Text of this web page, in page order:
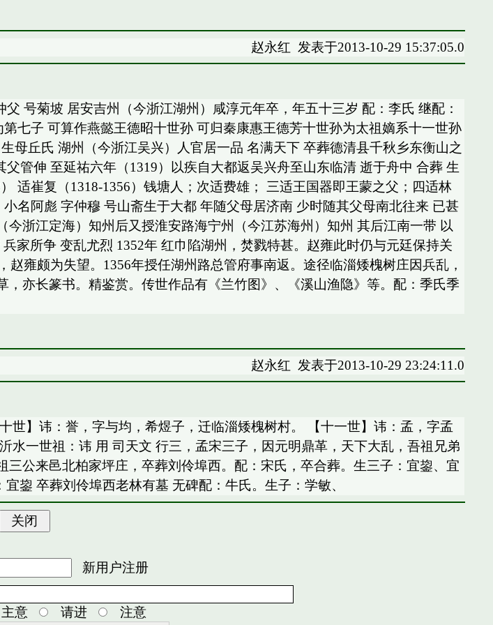
赵永红 发表于2013-10-29 15:37:05.0
号菊坡 居安吉州（今浙江湖州）咸淳元年卒，年五十三岁 配：李氏 继配：
七子 可算作燕懿王德昭十世孙 可归秦康惠王德芳十世孙为太祖嫡系十一世孙
母丘氏 湖州（今浙江吴兴）人官居一品 名满天下 卒葬德清县千秋乡东衡山之
管伸 至延祐六年（1319）以疾自大都返吴兴舟至山东临清 逝于舟中 合葬 生
适崔复（1318-1356）钱塘人；次适费雄； 三适王国器即王蒙之父；四适林
名阿彪 字仲穆 号山斋生于大都 年随父母居济南 少时随其父母南北往来 已甚
浙江定海）知州后又授淮安路海宁州（今江苏海州）知州 其后江南一带 以
家所争 变乱尤烈 1352年 红巾陷湖州，焚戮特甚。赵雍此时仍与元廷保持关
雍颇为失望。1356年授任湖州路总管府事南返。途径临淄矮槐树庄因兵乱，
亦长篆书。精鉴赏。传世作品有《兰竹图》、《溪山渔隐》等。配：季氏季
赵永红 发表于2013-10-29 23:24:11.0
世】讳：誉，字与均，希煜子，迁临淄矮槐树村。 【十一世】讳：孟，字孟
一世祖：讳 用 司天文 行三，孟宋三子，因元明鼎革，天下大乱，吾祖兄弟
公来邑北柏家坪庄，卒葬刘伶埠西。配：宋氏，卒合葬。生三子：宜鋆、宜
鋆 卒葬刘伶埠西老林有墓 无碑配：牛氏。生子：学敏、
新用户注册
主意 请进 注意